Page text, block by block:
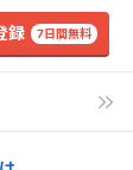
録 7日間無料